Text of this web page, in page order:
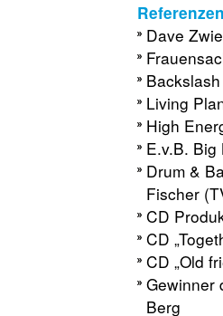
Dave
Backslash
Living
High
E.v.B. Big
Drum &
Fischer
CD
CD
CD „Old
Gewinner
Berg